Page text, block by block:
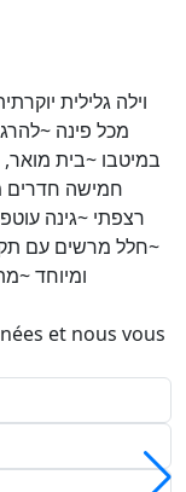
וילה גלילית
מכל פינה
במיטבו ~בית
רצפתי ~גינה
~חלל מרשים עם
ומיוחד
et nous vous